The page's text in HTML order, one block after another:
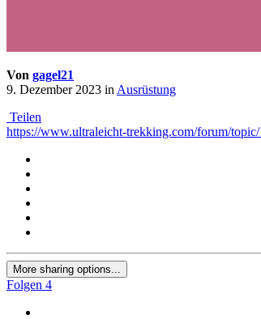
Von gagel21
9. Dezember 2023 inAusrüstung
Teilen
https://www.ultraleicht-trekking.com/forum/
More sharing options...
Folgen 4